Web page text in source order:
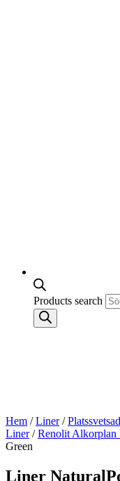
Products search
Hem /Liner/
Liner/Renolit Alkorplan
Green
Liner